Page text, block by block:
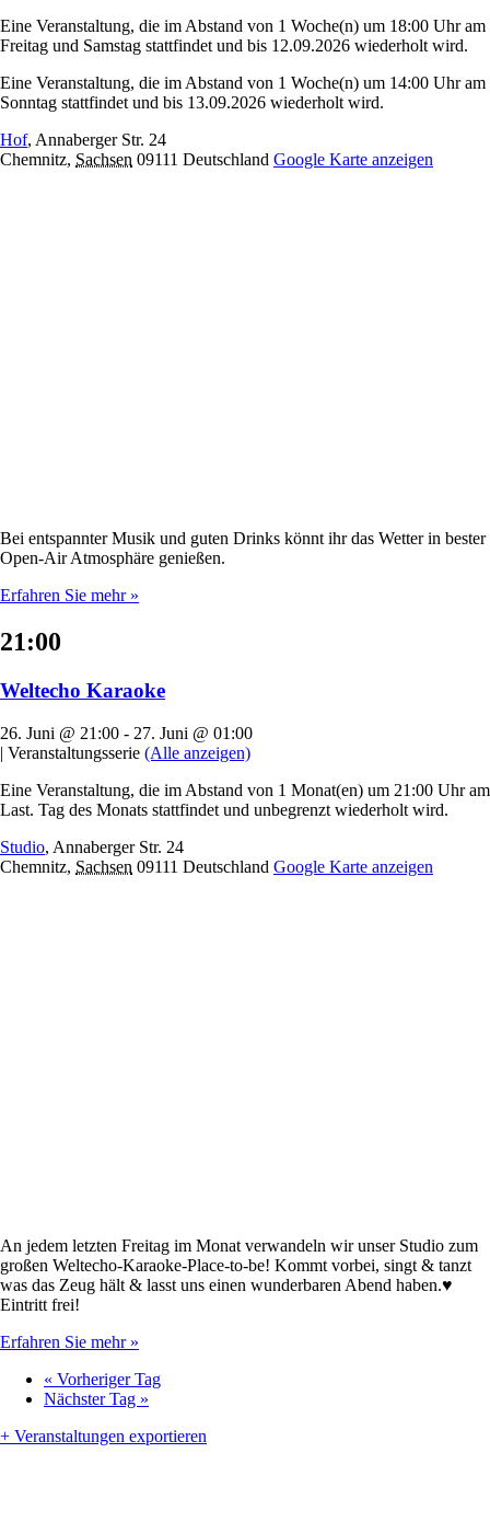
Eine Veranstaltung, die im Abstand von 1 Woche(n) um 18:00 Uhr am
Freitag und Samstag stattfindet und bis 12.09.2026 wiederholt wird.
Eine Veranstaltung, die im Abstand von 1 Woche(n) um 14:00 Uhr am
Sonntag stattfindet und bis 13.09.2026 wiederholt wird.
Hof, Annaberger Str. 24
Chemnitz, Sachsen 09111 Deutschland Google Karte anzeigen
Bei entspannter Musik und guten Drinks könnt ihr das Wetter in bester
Open-Air Atmosphäre genießen.
Erfahren Sie mehr »
21:00
Weltecho Karaoke
26. Juni @ 21:00 - 27. Juni @ 01:00
| Veranstaltungsserie (Alle anzeigen)
Eine Veranstaltung, die im Abstand von 1 Monat(en) um 21:00 Uhr am
Last. Tag des Monats stattfindet und unbegrenzt wiederholt wird.
Studio, Annaberger Str. 24
Chemnitz, Sachsen 09111 Deutschland Google Karte anzeigen
An jedem letzten Freitag im Monat verwandeln wir unser Studio zum
großen Weltecho-Karaoke-Place-to-be! Kommt vorbei, singt & tanzt
was das Zeug hält & lasst uns einen wunderbaren Abend haben.♥
Eintritt frei!
Erfahren Sie mehr »
« Vorheriger Tag
Nächster Tag »
+ Veranstaltungen exportieren